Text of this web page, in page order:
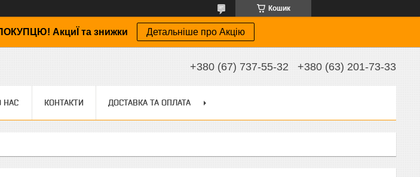
Кошик
АкциЇ та знижки Детальніше про Акцію
+380 (67) 737-55-32 +380 (63) 201-73-33
НАС КОНТАКТИ ДОСТАВКА ТА ОПЛАТА